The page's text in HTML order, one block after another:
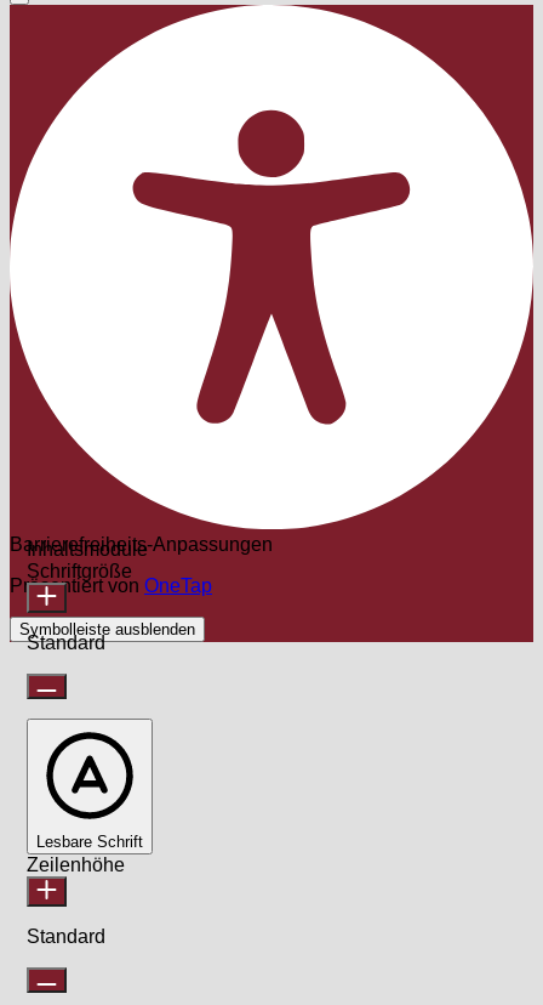
Barrierefreiheits-Anpassungen
Präsentiert von OneTap
Symbolleiste ausblenden
Inhaltsmodule
Schriftgröße
Standard
Lesbare Schrift
Zeilenhöhe
Standard